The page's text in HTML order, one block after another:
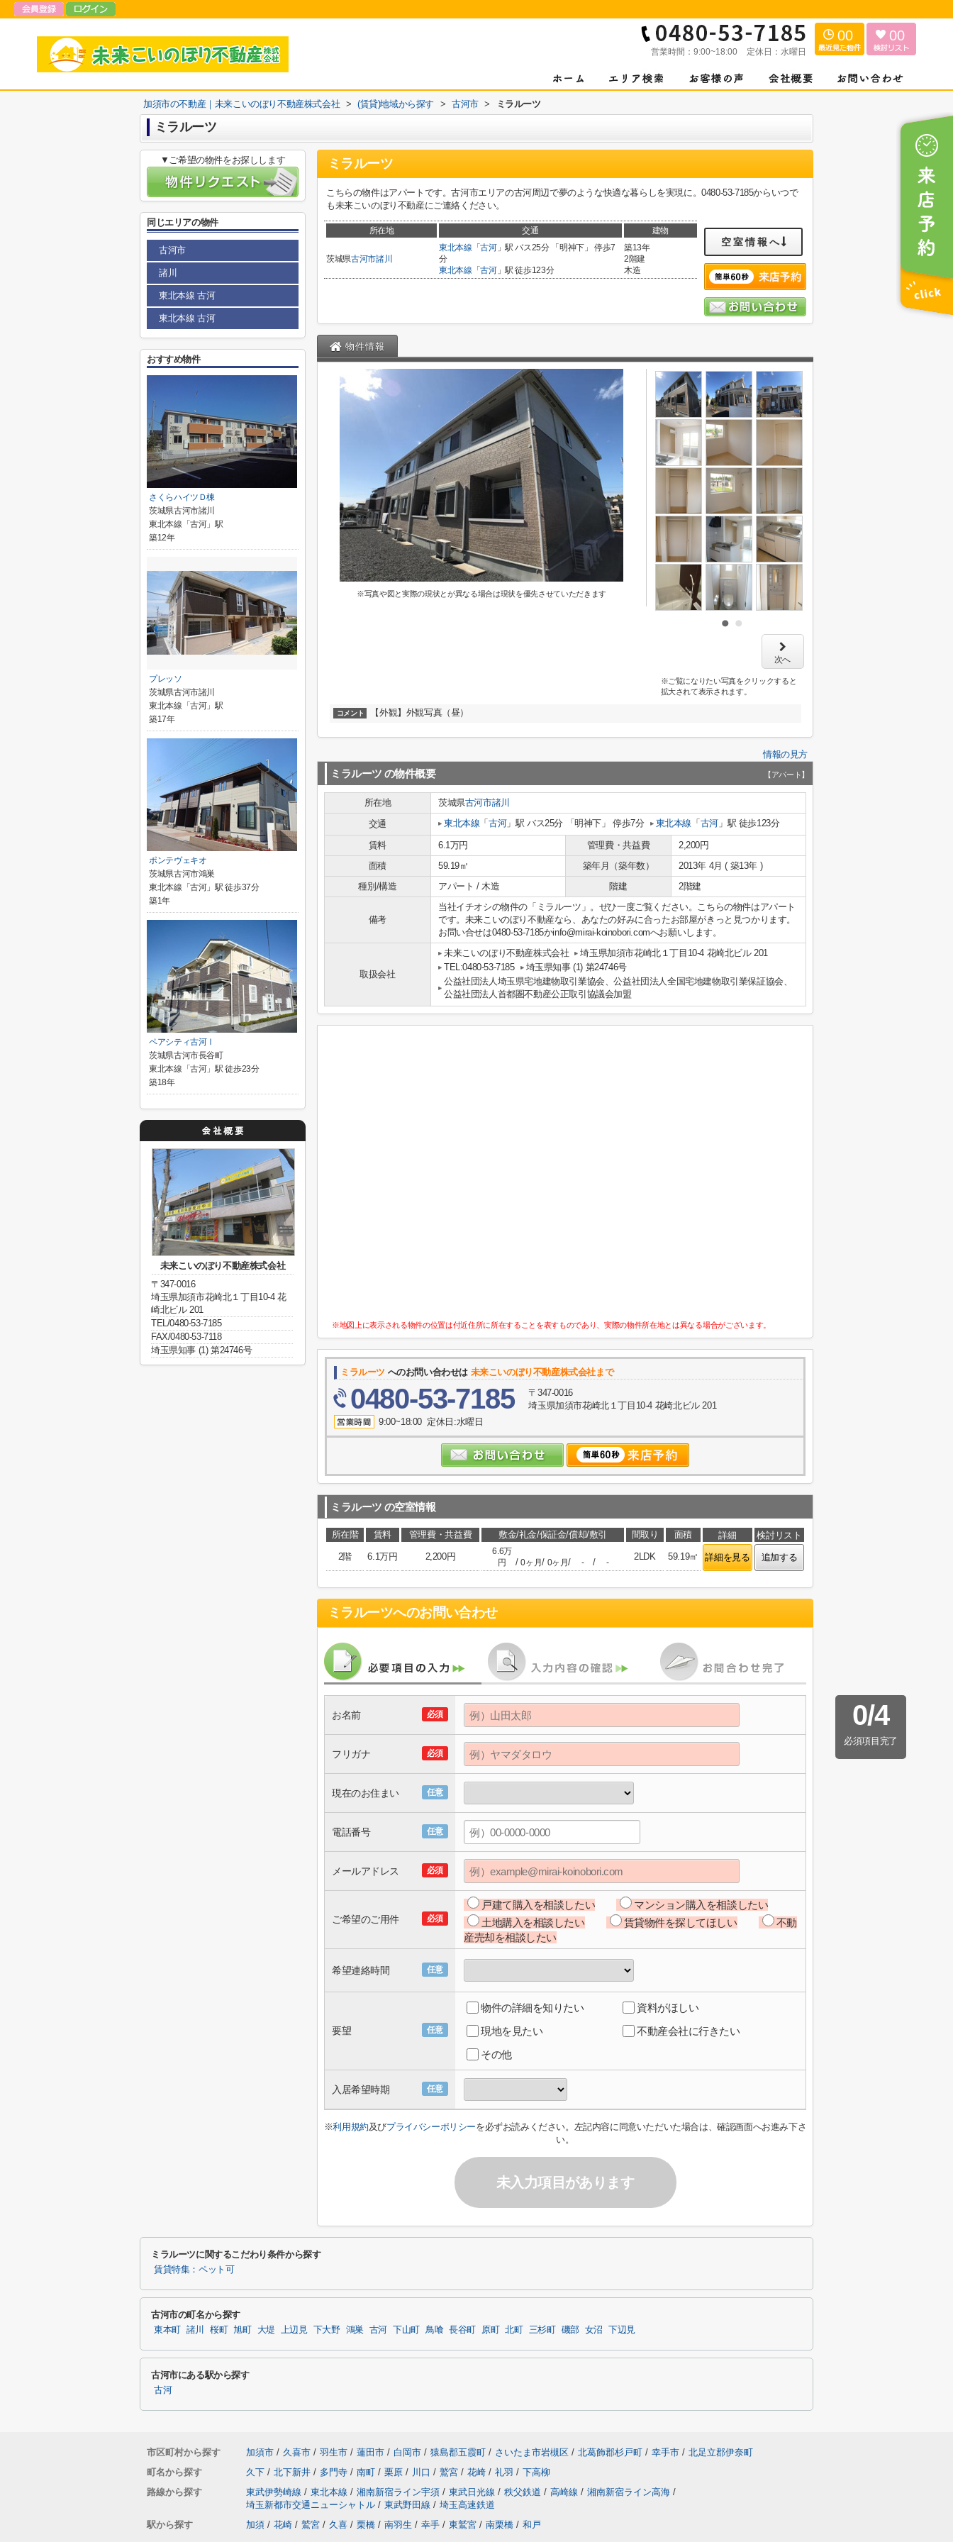
営業時間： 9:00~18:00 定休日： 水曜日
00 00
加須市の不動産｜未来こいのぼり不動産株式会社 > (賃貸)地域から探す > 古河市 > ミラルーツ
ミラルーツ
ミラルーツ
こちらの物件はアパートです。古河市エリアの古河周辺で夢のような快適な暮らしを実現に。0480-53-7185からいつで
も未来こいのぼり不動産にご連絡ください。
所在地 交通 建物
茨城県古河市諸川
東北本線 「古河」駅 バス25分 「明神下」 停歩7
分
東北本線 「古河」駅 徒歩123分
築13年
2階建
木造
空室情報へ
物件情報
※写真や図と実際の現状とが異なる場合は現状を優先させていただきます
次へ
※ご覧になりたい写真をクリックすると
拡大されて表示されます。
コメント 【外観】外観写真（昼）
情報の見方
ミラルーツ の物件概要 【アパート】
所在地 茨城県古河市諸川
交通
東北本線 「古河」駅 バス25分 「明神下」 停歩7分 東北本線 「 古河」駅 徒歩123分
賃料 6.1万円 管理費・共益費
2,200円
面積
59.19㎡ 築年月（築年数）
2013年 4月 ( 築13年 )
種別/構造
アパート / 木造 階建 2階建
備考
当社イチオシの物件の「ミラルーツ」。ぜひ一度ご覧ください。こちらの物件はアパート
です。未来こいのぼり不動産なら、あなたの好みに合ったお部屋がきっと見つかります。
お問い合せは0480-53-7185かinfo@mirai-koinobori.comへお願いします。
取扱会社
未来こいのぼり不動産株式会社
埼玉県加須市花崎北１丁目10-4 花崎北ビル 201
TEL:0480-53-7185
埼玉県知事 (1) 第24746号
公益社団法人埼玉県宅地建物取引業協会、公益社団法人全国宅地建物取引業保証協会、
公益社団法人首都圏不動産公正取引協議会加盟
※地図上に表示される物件の位置は付近住所に所在することを表すものであり、実際の物件所在地とは異なる場合がございます。
ミラルーツ へのお問い合わせは 未来こいのぼり不動産株式会社まで
0480-53-7185
〒347-0016
埼玉県加須市花崎北１丁目10-4 花崎北ビル 201
9:00~18:00 定休日:水曜日
ミラルーツ の空室情報
所在階 賃料 管理費・共益費 敷金/礼金/保証金/償却/敷引 間取り 面積 詳細
検討リスト
2階
6.1万円 2,200円
6.6万
円
/0ヶ月/ 0ヶ月/ - / -
2LDK 59.19㎡ 詳細を見る 追加する
ミラルーツへのお問い合わせ
0/4
必須項目完了
必須
お名前
必須
フリガナ
任意
現在のお住まい
任意
電話番号
必須
メールアドレス
必須
ご希望のご用件
戸建て購入を相談したい
マンション購入を相談したい
土地購入を相談したい
賃貸物件を探してほしい
不動
産売却を相談したい
任意
希望連絡時間
任意
要望
物件の詳細を知りたい
資料がほしい
現地を見たい
不動産会社に行きたい
その他
任意
入居希望時期
※利用規約及びプライバシーポリシーを必ずお読みください。左記内容に同意いただいた場合は、確認画面へお進み下さ
い。
未入力項目があります
▼ご希望の物件をお探しします
同じエリアの物件
古河市
諸川
東北本線 古河
東北本線 古河
おすすめ物件
さくらハイツＤ棟
茨城県古河市諸川
東北本線「古河」駅
築12年
プレッソ
茨城県古河市諸川
東北本線「古河」駅
築17年
ポンテヴェキオ
茨城県古河市鴻巣
東北本線「古河」駅 徒歩37分
築1年
ペアシティ古河Ⅰ
茨城県古河市長谷町
東北本線「古河」駅 徒歩23分
築18年
未来こいのぼり不動産株式会社
〒347-0016
埼玉県加須市花崎北１丁目10-4 花
崎北ビル 201
TEL/0480-53-7185
FAX/0480-53-7118
埼玉県知事 (1) 第24746号
ミラルーツに関するこだわり条件から探す
賃貸特集：ペット可
古河市の町名から探す
東本町 諸川 桜町 旭町 大堤 上辺見 下大野 鴻巣 古河 下山町 鳥喰 長谷町 原町 北町 三杉町 磯部 女沼 下辺見
古河市にある駅から探す
古河
市区町村から探す 加須市 / 久喜市 / 羽生市 / 蓮田市 / 白岡市 / 猿島郡五霞町 / さいたま市岩槻区 / 北葛飾郡杉戸町 / 幸手市 / 北足立郡伊奈町
町名から探す
久下 / 北下新井 / 多門寺 / 南町 / 栗原 / 川口 / 鷲宮 / 花崎 / 礼羽 / 下高柳
路線から探す
東武伊勢崎線 / 東北本線 / 湘南新宿ライン宇須 / 東武日光線 / 秩父鉄道 / 高崎線 / 湘南新宿ライン高海 /
埼玉新都市交通ニューシャトル / 東武野田線 / 埼玉高速鉄道
駅から探す
加須 / 花崎 / 鷲宮 / 久喜 / 栗橋 / 南羽生 / 幸手 / 東鷲宮 / 南栗橋 / 和戸